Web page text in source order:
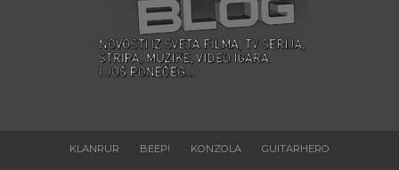
KLANRUR BEEP! KONZOLA GUITARHERO